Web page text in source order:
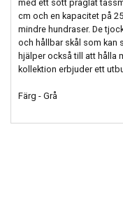
med ett sött präglat
cm och en kapacitet på
mindre hundraser. De
och hållbar skål som kan
hjälper också till att hålla
kollektion erbjuder ett
Färg - Grå